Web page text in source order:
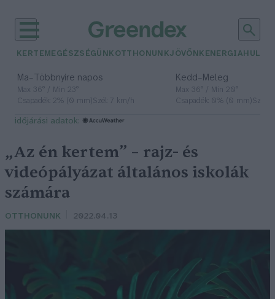
KERTEM EGÉSZSÉGÜNK OTTHONUNKJÖVŐNK ENERGIA
Ma– Többnyire napos
Max 36° / Min 23°
Csapadék: 2% (0 mm)Szél: 7 km/h
Kedd– Meleg
Max 36° / Min 20°
Csapadék: 0% (0 mm)Szél:
időjárási adatok:
„Az én kertem” – rajz- és
videópályázat általános iskolák
számára
OTTHONUNK 2022.04.13